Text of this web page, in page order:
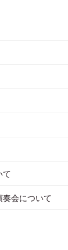
て
会について